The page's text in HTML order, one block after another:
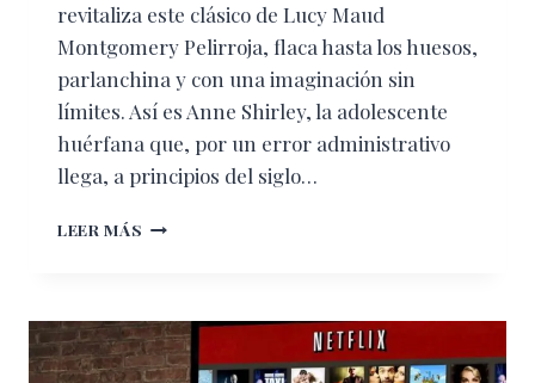
revitaliza este clásico de Lucy Maud
Montgomery Pelirroja, flaca hasta los huesos,
parlanchina y con una imaginación sin
límites. Así es Anne Shirley, la adolescente
huérfana que, por un error administrativo
llega, a principios del siglo…
LEER MÁS ANNE,